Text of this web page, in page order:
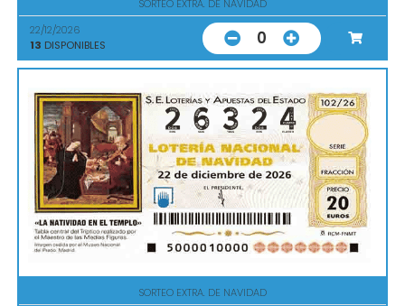
SORTEO EXTRA. DE NAVIDAD
22/12/2026
13 DISPONIBLES 0
SORTEO EXTRA. DE NAVIDAD